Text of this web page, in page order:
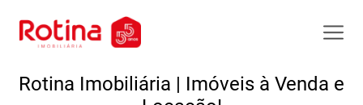
Rotina Imobiliária | Imóveis à Venda e